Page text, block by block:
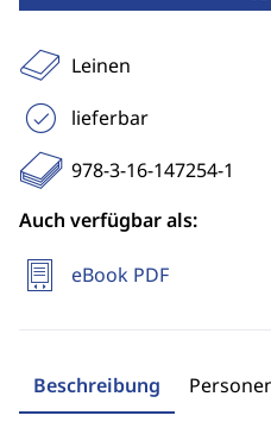
Leinen
lieferbar
978-3-16-147254-1
Auch verfügbar als:
eBook PDF
Beschreibung